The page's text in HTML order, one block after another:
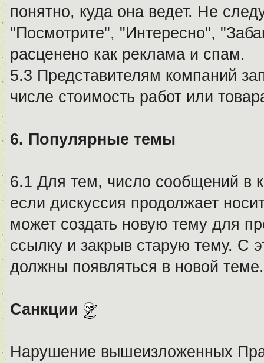
понятно, куда она ведет. Не
"Посмотрите", "Интересно",
расценено как реклама и спам.
5.3 Представителям компаний
числе стоимость работ или
6. Популярные темы
6.1 Для тем, число сообщений в
если дискуссия продолжает
может создать новую тему для
ссылку и закрыв старую тему. С
должны появляться в новой теме.
Санкции
Нарушение вышеизложенных